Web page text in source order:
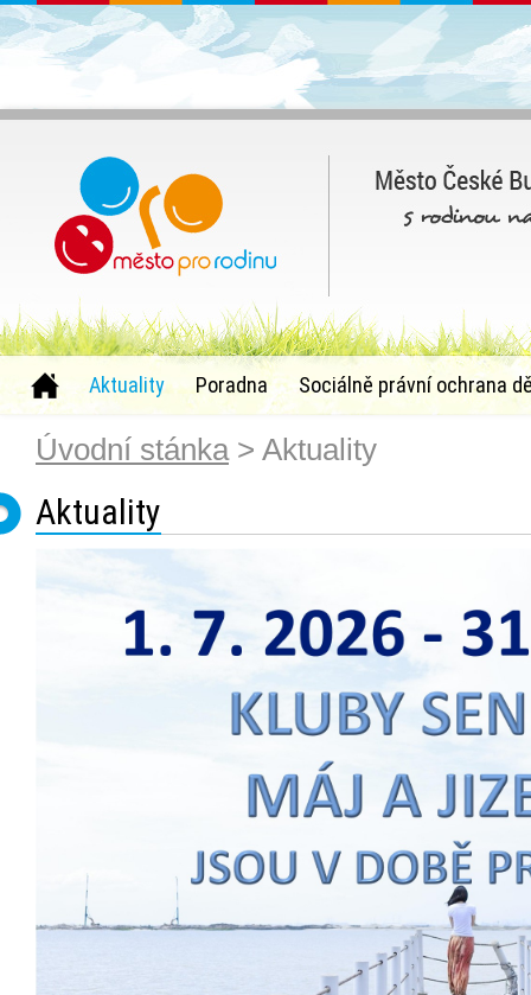
Aktuality Poradna Sociálně právní ochrana
Úvodní stánka> Aktuality
Aktuality